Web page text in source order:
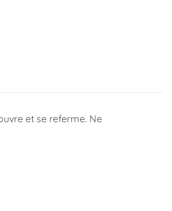
et se referme. Ne